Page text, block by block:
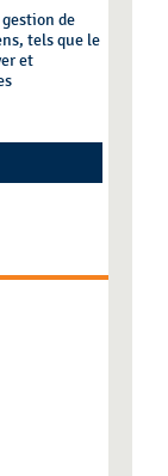
de
tels que le
et